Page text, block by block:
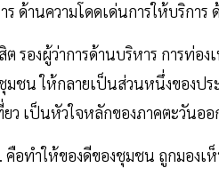
ร ด้านความโดดเด่นการให้บริการ
รองผู้ว่าการด้านบริหาร การท่อ
มชน ให้กลายเป็นส่วนหนึ่งของป
ว เป็นหัวใจหลักของภาคตะวันออ
อทำให้ของดีของชุมชน ถูกมองเ